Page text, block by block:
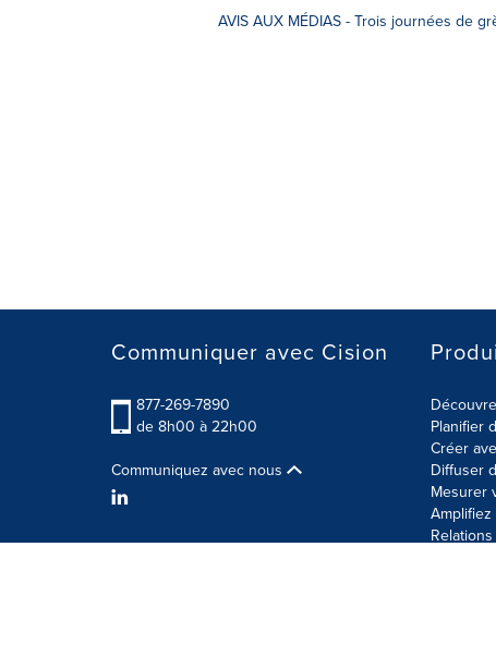
AVIS AUX MÉDIAS - Trois journées de
Communiquer avec Cision
877-269-7890
de 8h00 à 22h00
Communiquez avec nous
Planifier
Créer
Diffuser
Mesurer